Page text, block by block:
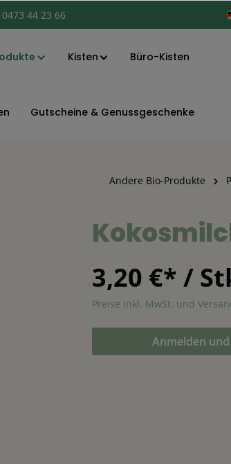
0473 44 23 66
Kisten Büro-Kisten
Gutscheine & Genussgeschenke
Andere Bio-Produkte
3,20 €* /
Preise inkl. MwSt. und
Anmelden